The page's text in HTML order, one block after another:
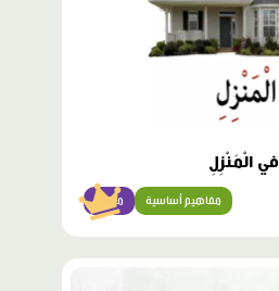
في الْمَنْزِلِ
مبتدئ مفاهيم أساسية